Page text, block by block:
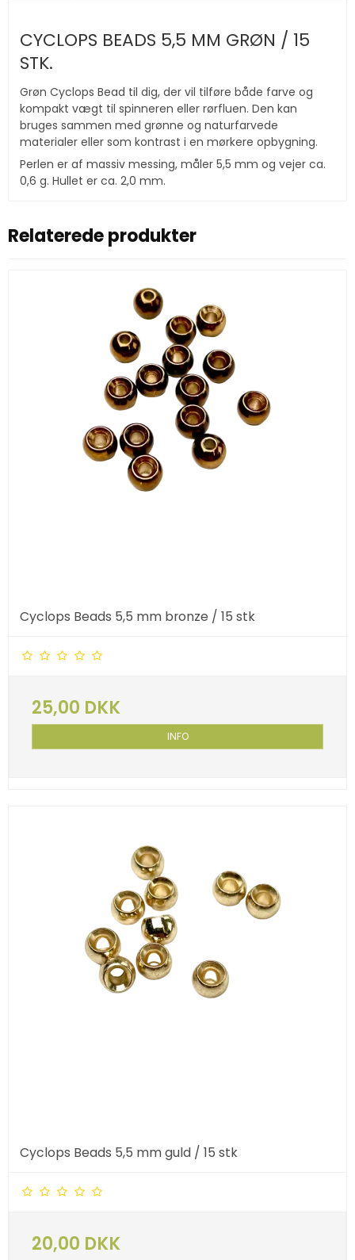
CYCLOPS BEADS 5,5 MM GRØN / 15
STK.
Grøn Cyclops Bead til dig, der vil tilføre både farve og
kompakt vægt til spinneren eller rørfluen. Den kan
bruges sammen med grønne og naturfarvede
materialer eller som kontrast i en mørkere opbygning.
Perlen er af massiv messing, måler 5,5 mm og vejer ca.
0,6 g. Hullet er ca. 2,0 mm.
Relaterede produkter
Cyclops Beads 5,5 mm bronze / 15 stk
25,00 DKK
INFO
Cyclops Beads 5,5 mm guld / 15 stk
20,00 DKK